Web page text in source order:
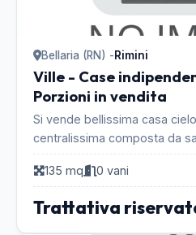
Bellaria (RN) -Rimini
Ville - Case
Porzioni in vendita
Si vende bellissima casa
centralissima composta da
doppi servizi, camera
135 mq
0 vani
Trattativa